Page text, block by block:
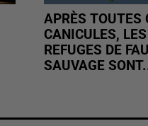
APRÈS TOUTES
CANICULES, LES
REFUGES DE
SAUVAGE